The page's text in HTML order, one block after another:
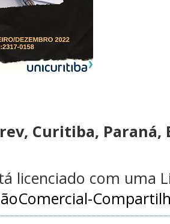
Curitiba, Paraná,
licenciado com uma